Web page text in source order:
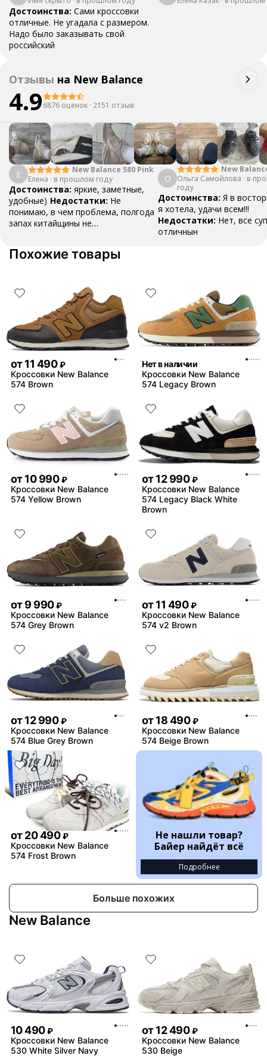
Достоинства: Сами кроссовки
отличные. Не угадала с размером.
Надо было заказывать свой
российский
Отзывы на New Balance
4.96876 оценок · 2151 отзыв
Е
New Balance 580 Pink
Елена · в прошлом году
Достоинства: яркие, заметные,
удобные) Недостатки: Не
понимаю, в чем проблема, полгода
запах китайщины не
деньги вполне норм.
О
New
Ольга Самойлова · в
году
Достоинства: Я в
я хотела, удачи всем!!!
Недостатки: Нет, все
отличнын
Похожие товары
от11 490 ₽
Кроссовки New Balance
574 Brown
Нет в наличии
Кроссовки New Balance
574 Legacy Brown
от10 990 ₽
Кроссовки New Balance
574 Yellow Brown
от12 990 ₽
Кроссовки New Balance
574 Legacy Black White
Brown
от9 990 ₽
Кроссовки New Balance
574 Grey Brown
от11 490 ₽
Кроссовки New Balance
574 v2 Brown
от12 990 ₽
Кроссовки New Balance
574 Blue Grey Brown
от18 490 ₽
Кроссовки New Balance
574 Beige Brown
от20 490 ₽
Кроссовки New Balance
574 Frost Brown
Не нашли товар?
Байер найдёт всё
Подробнее
Больше похожих
New Balance
10 490 ₽
Кроссовки New Balance
530 White Silver Navy
от12 490 ₽
Кроссовки New Balance
530 Beige